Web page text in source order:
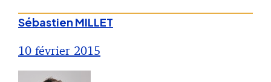
Sébastien MILLET
10 février 2015